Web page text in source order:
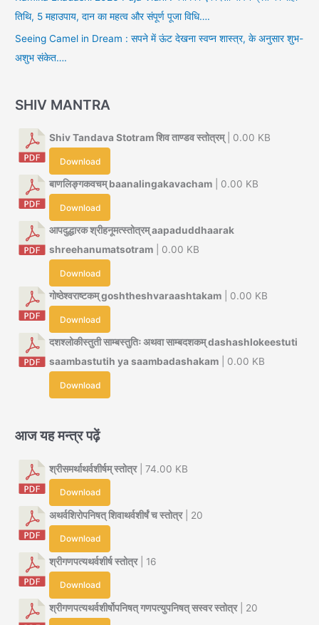
तिथि, 5 महाउपाय, दान का महत्व और संपूर्ण पूजा विधि….
Seeing Camel in Dream : सपने में ऊंट देखना स्वप्न शास्त्र, के अनुसार शुभ-
अशुभ संकेत….
SHIV MANTRA
Shiv Tandava Stotram शिव ताण्डव स्तोत्रम्| 0.00 KB
Download
बाणलिङ्गकवचम् baanalingakavacham | 0.00 KB
Download
आपदुद्धारक श्रीहनूमत्स्तोत्रम् aapaduddhaarak
shreehanumatsotram | 0.00 KB
Download
गोष्ठेश्वराष्टकम् goshtheshvaraashtakam | 0.00 KB
Download
दशश्लोकीस्तुती साम्बस्तुतिः अथवा साम्बदशकम् dashashlokeestuti
saambastutih ya saambadashakam | 0.00 KB
Download
आज यह मन्त्र पढ़ें
श्रीसमर्थाथर्वशीर्षम् स्तोत्र| 74.00 KB
Download
अथर्वशिरोपनिषत् शिवाथर्वशीर्षं च स्तोत्र| 20
Download
श्रीगणपत्यथर्वशीर्ष स्तोत्र| 16
Download
श्रीगणपत्यथर्वशीर्षोपनिषत् गणपत्युपनिषत् सस्वर स्तोत्र| 20